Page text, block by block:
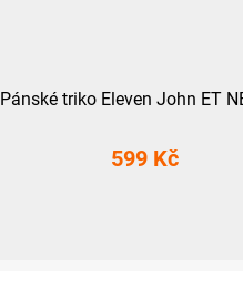
Pánské triko Eleven John ET
599 Kč